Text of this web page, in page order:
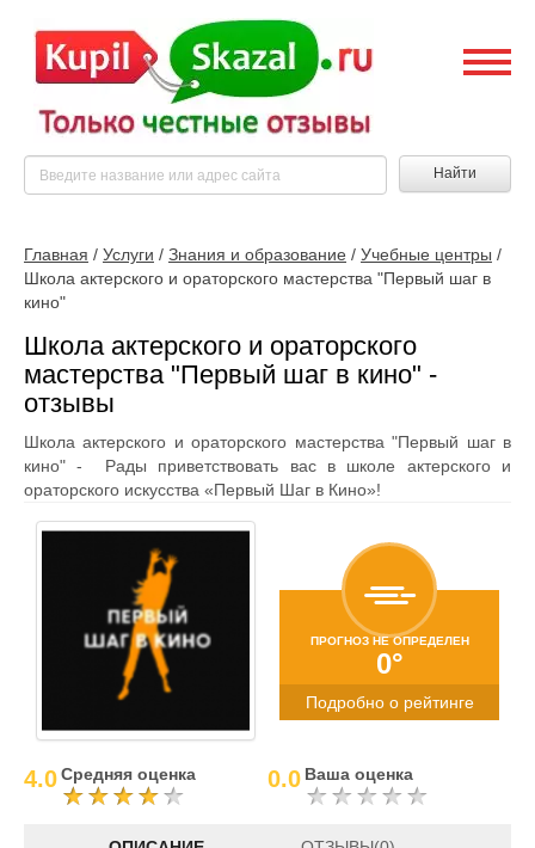
Найти
Главная / Услуги / Знания и образование / Учебные центры /
Школа актерского и ораторского мастерства "Первый шаг в
кино"
Школа актерского и ораторского
мастерства "Первый шаг в кино" -
отзывы
Школа актерского и ораторского мастерства "Первый шаг в
кино" - Рады приветствовать вас в школе актерского и
ораторского искусства «Первый Шаг в Кино»!
ПРОГНОЗ НЕ ОПРЕДЕЛЕН
0°
Подробно о рейтинге
4.0Средняя оценка 0.0 Ваша оценка